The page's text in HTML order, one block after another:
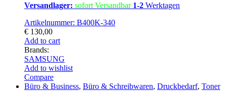
Versandlager: sofort Versandbar 1-2 Werktagen
Artikelnummer: B400K-340
€ 130,00
Add to cart
Brands:
SAMSUNG
Add to wishlist
Compare
Büro & Business, Büro & Schreibwaren, Druckbedarf, Toner